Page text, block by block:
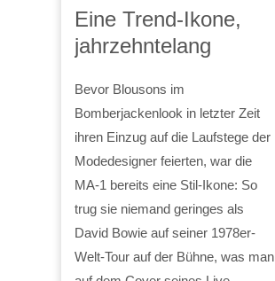
Eine Trend-Ikone,
jahrzehntelang
Bevor Blousons im
Bomberjackenlook in letzter Zeit
ihren Einzug auf die Laufstege der
Modedesigner feierten, war die
MA-1 bereits eine Stil-Ikone: So
trug sie niemand geringes als
David Bowie auf seiner 1978er-
Welt-Tour auf der Bühne, was man